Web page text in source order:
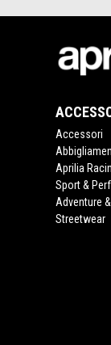
Accessori
Aprilia
Sport &
Adventure
Streetwear